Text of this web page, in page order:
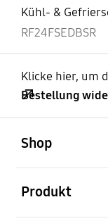
Kühl- &
RF24FSEDBSR
Klicke hier, um
Bestellung
Shop
Produkt